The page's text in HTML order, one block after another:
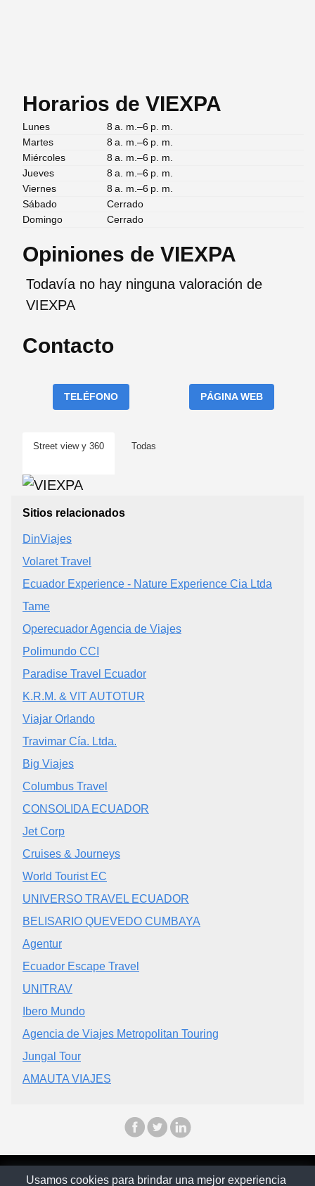
Horarios de VIEXPA
Lunes
8 a. m.–6 p. m.
Martes
8 a. m.–6 p. m.
Miércoles
8 a. m.–6 p. m.
Jueves
8 a. m.–6 p. m.
Viernes
8 a. m.–6 p. m.
Sábado
Cerrado
Domingo
Cerrado
Opiniones de VIEXPA
Todavía no hay ninguna valoración de
VIEXPA
Contacto
TELÉFONO PÁGINA WEB
Street view y 360 Todas
Sitios relacionados
DinViajes
Volaret Travel
Ecuador Experience - Nature Experience Cia Ltda
Tame
Operecuador Agencia de Viajes
Polimundo CCI
Paradise Travel Ecuador
K.R.M. & VIT AUTOTUR
Viajar Orlando
Travimar Cía. Ltda.
Big Viajes
Columbus Travel
CONSOLIDA ECUADOR
Jet Corp
Cruises & Journeys
World Tourist EC
UNIVERSO TRAVEL ECUADOR
BELISARIO QUEVEDO CUMBAYA
Agentur
Ecuador Escape Travel
UNITRAV
Ibero Mundo
Agencia de Viajes Metropolitan Touring
Jungal Tour
AMAUTA VIAJES
© Ecuapinoo 2025
Usamos cookies para brindar una mejor experiencia